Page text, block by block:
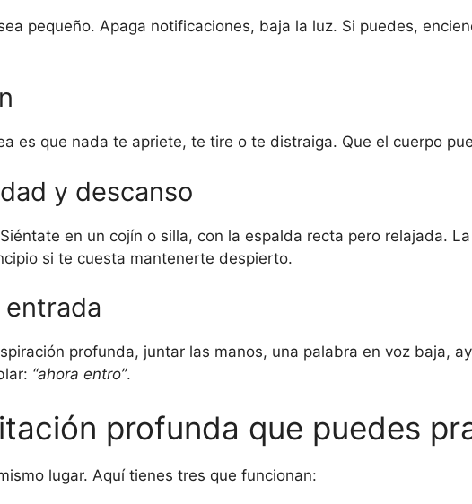
pequeño. Apaga notificaciones, baja la luz. Si puedes,
es que nada te apriete, te tire o te distraiga. Que el cuerpo
y descanso
en un cojín o silla, con la espalda recta pero relajada.
si te cuesta mantenerte despierto.
entrada
profunda, juntar las manos, una palabra en voz baja,
“ahora entro”.
profunda que puedes
lugar. Aquí tienes tres que funcionan: